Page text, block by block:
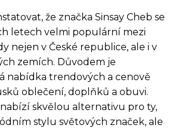
že značka Sinsay Cheb se
letech velmi populární mezi
nejen v České republice, ale i v
zemích. Důvodem je
nabídka trendových a cenově
oblečení, doplňků a obuvi.
nabízí skvělou alternativu pro ty,
stylu světových značek, ale